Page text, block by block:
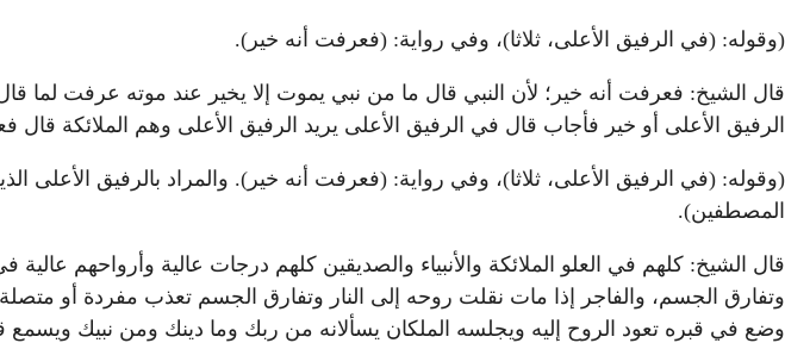
(وقوله: (في الرفيق الأعلى، ثلاثا)، وفي رواية: (فعرفت أنه خير).
قال الشيخ: فعرفت أنه خير؛ لأن النبي قال ما من نبي يموت إلا يخير عند موته عرفت لما
الرفيق الأعلى أو خير فأجاب قال في الرفيق الأعلى يريد الرفيق الأعلى وهم الملائكة قال
(وقوله: (في الرفيق الأعلى، ثلاثا)، وفي رواية: (فعرفت أنه خير). والمراد بالرفيق الأعلى
المصطفين).
قال الشيخ: كلهم في العلو الملائكة والأنبياء والصديقين كلهم درجات عالية وأرواحهم
وتفارق الجسم، والفاجر إذا مات نقلت روحه إلى النار وتفارق الجسم تعذب مفردة أو
وضع في قبره تعود الروح إليه ويجلسه الملكان يسألانه من ربك وما دينك ومن نبيك ويسمع